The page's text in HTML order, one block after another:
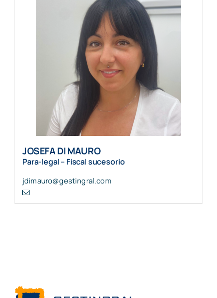
JOSEFA DI MAURO
Para-legal – Fiscal sucesorio
jdimauro@gestingral.com